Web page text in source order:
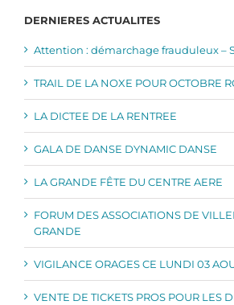
DERNIERES ACTUALITES
Attention : démarchage frauduleux –
TRAIL DE LA NOXE POUR OCTOBRE
LA DICTEE DE LA RENTREE
GALA DE DANSE DYNAMIC DANSE
LA GRANDE FÊTE DU CENTRE AERE
FORUM DES ASSOCIATIONS DE
GRANDE
VIGILANCE ORAGES CE LUNDI 03
VENTE DE TICKETS PROS POUR LES